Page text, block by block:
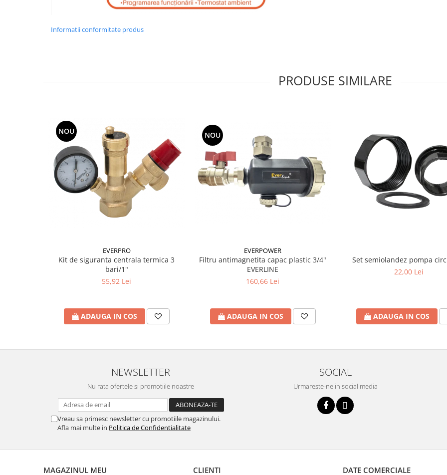
Produse Amenajare Baie
Racorduri flexibile apa
Racord flexibil monocomanda din
Racord flexibil din inox
Racord flexibil monocomanda cu
invelis din cauciuc
Racord flexibil cu invelis din
Ventilator de tubulatura
CHIUVETE BUCATARIE
Chiuveta bucatarie inox
Accesorii bucatarie
Accesorii chiuvete bucatarie
FILTRARE PENTRU APA SI PIESE DE
Informatii conformitate produs
PRODUSE SIMILARE
NOU
EVERPRO
Kit de siguranta centrala termica 3
bari/1"
55,92 Lei
ADAUGA IN COS
NOU
EVERPOWER
Filtru antimagnetita capac plastic 3/4"
EVERLINE
160,66 Lei
ADAUGA IN COS
Set semiolandez pompa
22,00 Lei
ADAUGA IN COS
NEWSLETTER
Nu rata ofertele si promotiile noastre
Vreau sa primesc newsletter cu promotiile magazinului.
Afla mai multe in Politica de Confidentialitate
SOCIAL
Urmareste-ne in social media
MAGAZINUL MEU CLIENTI DATE COMERCIALE